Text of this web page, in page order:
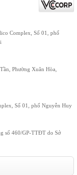
Complex, Số 01, phố
Phường Xuân Hòa,
Số 01, phố Nguyễn Huy
số 460/GP-TTĐT do Sở